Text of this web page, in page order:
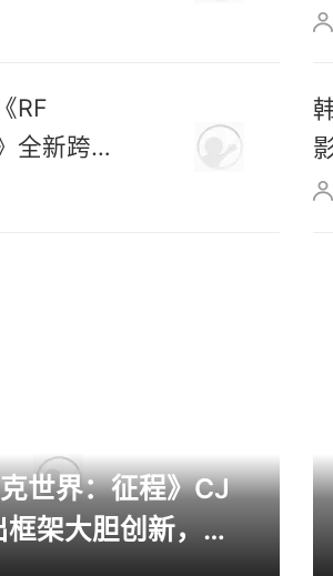
RF
全新跨服
架大胆创新，用
坦克对战